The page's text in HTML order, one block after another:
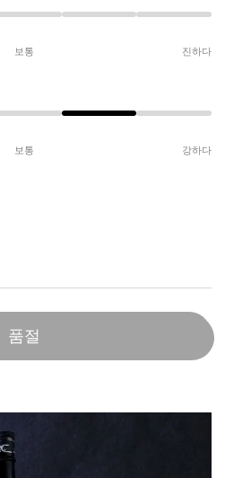
보통 진하다
보통 강하다
품절